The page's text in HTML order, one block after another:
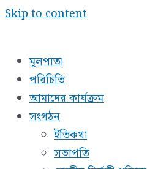
Skip to content
মূলপাতা
পরিচিতি
আমাদের কার্যক্রম
সংগঠন
ইতিকথা
সভাপতি